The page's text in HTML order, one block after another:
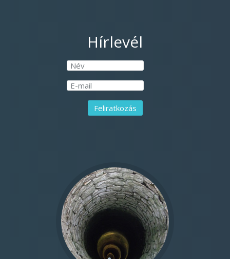
Hírlevél